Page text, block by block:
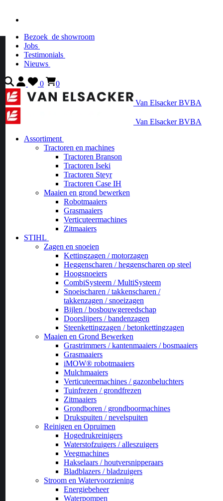
Bezoek de showroom
Jobs
Testimonials
Nieuws
0 0
Van Elsacker BVBA
Van Elsacker BVBA
Assortiment
Tractoren en machines
Tractoren Branson
Tractoren Iseki
Tractoren Steyr
Tractoren Case IH
Maaien en grond bewerken
Robotmaaiers
Grasmaaiers
Verticuteermachines
Zitmaaiers
STIHL
Zagen en snoeien
Kettingzagen / motorzagen
Heggenscharen / heggenscharen op steel
Hoogsnoeiers
CombiSysteem / MultiSysteem
Snoeischaren / takkenscharen /
takkenzagen / snoeizagen
Bijlen / bosbouwgereedschap
Doorslijpers / bandenzagen
Steenkettingzagen / betonkettingzagen
Maaien en Grond Bewerken
Grastrimmers / kantenmaaiers / bosmaaiers
Grasmaaiers
iMOW® robotmaaiers
Mulchmaaiers
Verticuteermachines / gazonbeluchters
Tuinfrezen / grondfrezen
Zitmaaiers
Grondboren / grondboormachines
Drukspuiten / nevelspuiten
Reinigen en Opruimen
Hogedrukreinigers
Waterstofzuigers / alleszuigers
Veegmachines
Hakselaars / houtversnipperaars
Bladblazers / bladzuigers
Stroom en Watervoorziening
Energiebeheer
Waterpompen